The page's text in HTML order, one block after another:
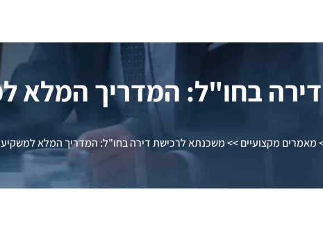
בחו"ל: המדריך המלא
מאמרים מקצועיים>>משכנתא לרכישת דירה בחו"ל: המדריך המלא למשקיע